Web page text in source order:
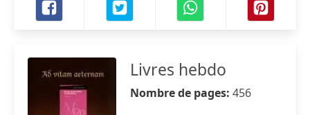
Livres hebdo
Nombre de pages: 456